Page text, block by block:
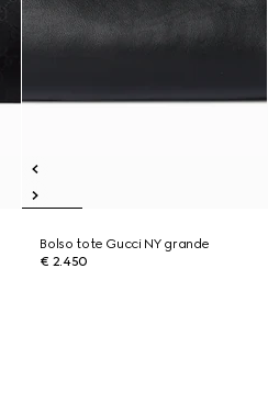
Bolso tote Gucci NY grande
€ 2.450